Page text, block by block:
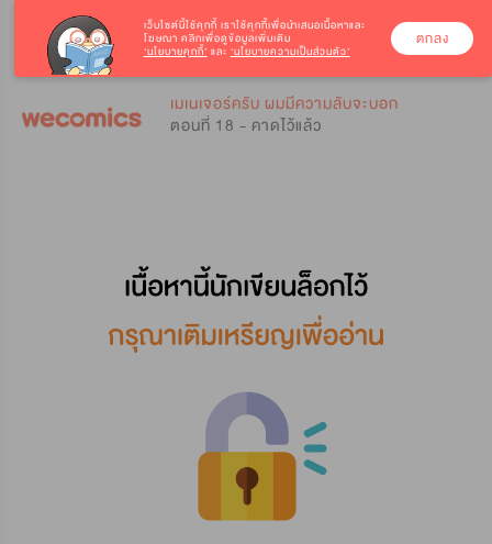
เมเนเจอร์ครับ ผมมีความลับจะบอก
ตอนที่ 18 - คาดไว้แล้ว
เว็บไซต์นี้ใช้คุกกี้ เราใช้คุกกี้เพื่อนำเสนอเนื้อหาและ
โฆษณา คลิกเพื่อดูข้อมูลเพิ่มเติม
‘นโยบายคุกกี้’ และ ‘นโยบายความเป็นส่วนตัว’
ตกลง